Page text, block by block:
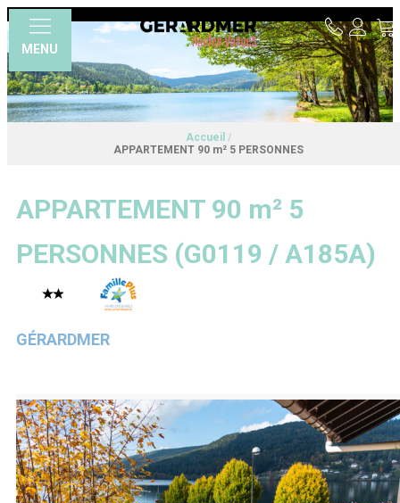
MENU
Accueil /
APPARTEMENT 90 m² 5 PERSONNES
APPARTEMENT 90 m² 5
PERSONNES (G0119 / A185A)
GÉRARDMER